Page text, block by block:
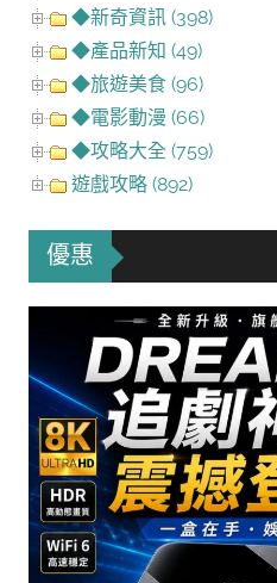
◆新奇資訊 (398)
◆產品新知 (49)
◆旅遊美食 (96)
◆電影動漫 (66)
◆攻略大全 (759)
遊戲攻略 (892)
優惠